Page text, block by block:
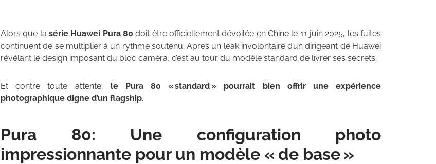
Alors que la série Huawei Pura 80 doit être officiellement dévoilée en Chine le 11 juin 2025, les fuites
continuent de se multiplier à un rythme soutenu. Après un leak involontaire d’un dirigeant de Huawei
révélant le design imposant du bloc caméra, c’est au tour du modèle standard de livrer ses secrets.
Et contre toute attente, le Pura 80 « standard » pourrait bien offrir une expérience
photographique digne d’un flagship.
Pura 80: Une configuration photo
impressionnante pour un modèle « de base »